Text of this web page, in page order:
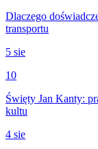
Dlaczego
transportu
5 sie
10
Święty Jan Kanty:
kultu
4 sie